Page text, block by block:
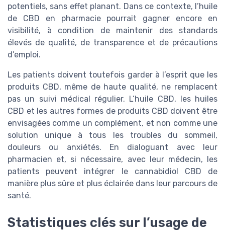
potentiels, sans effet planant. Dans ce contexte, l’huile
de CBD en pharmacie pourrait gagner encore en
visibilité, à condition de maintenir des standards
élevés de qualité, de transparence et de précautions
d’emploi.
Les patients doivent toutefois garder à l’esprit que les
produits CBD, même de haute qualité, ne remplacent
pas un suivi médical régulier. L’huile CBD, les huiles
CBD et les autres formes de produits CBD doivent être
envisagées comme un complément, et non comme une
solution unique à tous les troubles du sommeil,
douleurs ou anxiétés. En dialoguant avec leur
pharmacien et, si nécessaire, avec leur médecin, les
patients peuvent intégrer le cannabidiol CBD de
manière plus sûre et plus éclairée dans leur parcours de
santé.
Statistiques clés sur l’usage de